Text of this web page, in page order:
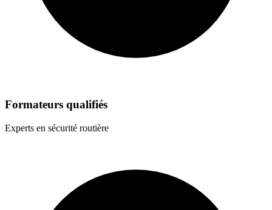
Formateurs qualifiés
Experts en sécurité routière